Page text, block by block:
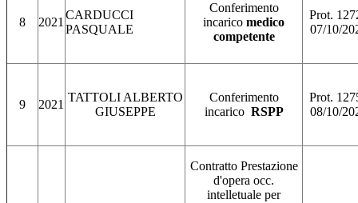
8 2021
CARDUCCI
PASQUALE
Conferimento
incarico medico
competente
Prot.
07/10/
9 2021
TATTOLI ALBERTO
GIUSEPPE
Conferimento
incarico RSPP
Prot.
08/10/
Contratto Prestazione
d'opera occ.
intelletuale per